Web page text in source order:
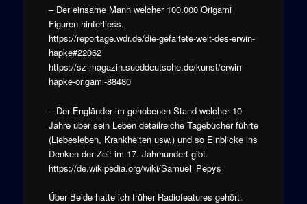
– Der einsame Mann welcher 100.000 Origami
Figuren hinterliess.
https://reportage.wdr.de/die-gefaltete-welt-des-erwin-
hapke#22062
https://sz-magazin.sueddeutsche.de/kunst/erwin-
hapke-origami-88480
– Der Engländer im gehobenen Stand welcher 10
Jahre über sein Leben detailreiche Tagebücher führte
(Liebesleben, Krankheiten usw.) und so Einblicke ins
Denken der Zeit im 17. Jahrhundert gibt.
https://de.wikipedia.org/wiki/Samuel_Pepys
Über Beide hatte ich früher Radiofeatures gehört.